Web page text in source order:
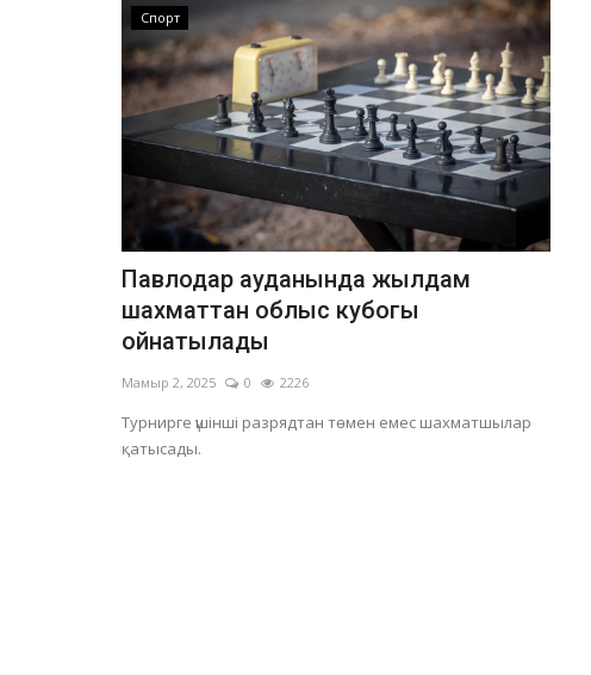
Спорт
Павлодар ауданында жылдам
шахматтан облыс кубогы
ойнатылады
Мамыр 2, 2025 0 2226
Турнирге үшінші разрядтан төмен емес шахматшылар
қатысады.